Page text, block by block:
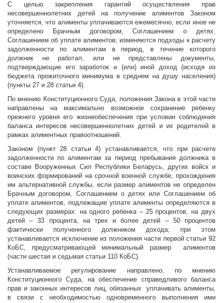
С целью закрепления гарантий осуществления прав
несовершеннолетних детей на получение алиментов Законом
уточняется, что алименты уплачиваются ежемесячно, если иное не
определено Брачным договором, Соглашением о детях,
Соглашением об уплате алиментов; изменяются подходы к расчету
задолженности по алиментам в период, в течение которого
должник не работал, или не представлены документы,
подтверждающие его заработок и (или) иной доход (исходя из
бюджета прожиточного минимума в среднем на душу населения)
(пункты 27 и 28 статьи 4).
По мнению Конституционного Суда, положения Закона в этой части
направлены на максимально возможное сохранение ребенку
прежнего уровня его жизнеобеспечения при условии соблюдения
баланса интересов несовершеннолетних детей и их родителей в
рамках алиментных правоотношений.
Законом (пункт 28 статьи 4) устанавливается, что при расчете
задолженности по алиментам за период пребывания должника в
составе Вооруженных Сил Республики Беларусь, других войск и
воинских формирований на срочной военной службе, прохождения
им альтернативной службы, если размер алиментов не определен
Брачным договором, Соглашением о детях или Соглашением об
уплате алиментов, подлежащие уплате алименты определяются в
следующих размерах: на одного ребенка – 25 процентов, на двух
детей – 33 процента, на трех и более детей – 50 процентов
фактически полученного должником дохода; при этом
устанавливается исключение из положения части первой статьи 92
КоБС, предусматривающей минимальный размер алиментов
(части шестая и седьмая статьи 110 КоБС).
Устанавливаемое регулирование направлено, по мнению
Конституционного Суда, на обеспечение справедливого баланса
прав и законных интересов лиц, обязанных уплачивать алименты,
в связи с необходимостью одновременного выполнения ими